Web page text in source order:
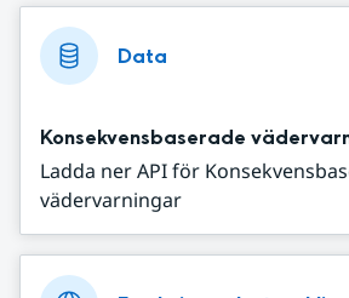
Data
Konsekvensbaserade
Ladda ner API för
vädervarningar